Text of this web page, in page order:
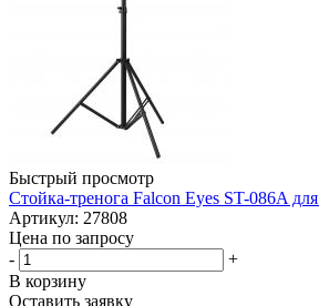
Быстрый просмотр
Стойка-тренога Falcon Eyes ST-086A
Артикул: 27808
Цена по запросу
-
+
В корзину
Оставить заявку